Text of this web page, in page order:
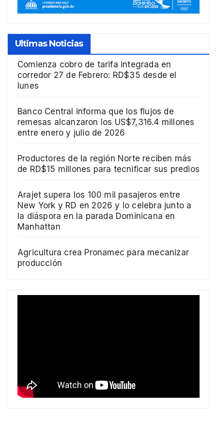
Ultimas Noticias
Comienza cobro de tarifa integrada en
corredor 27 de Febrero: RD$35 desde el
lunes
Banco Central informa que los flujos de
remesas alcanzaron los US$7,316.4 millones
entre enero y julio de 2026
Productores de la región Norte reciben más
de RD$15 millones para tecnificar sus predios
Arajet supera los 100 mil pasajeros entre
New York y RD en 2026 y lo celebra junto a
la diáspora en la parada Dominicana en
Manhattan
Agricultura crea Pronamec para mecanizar
producción